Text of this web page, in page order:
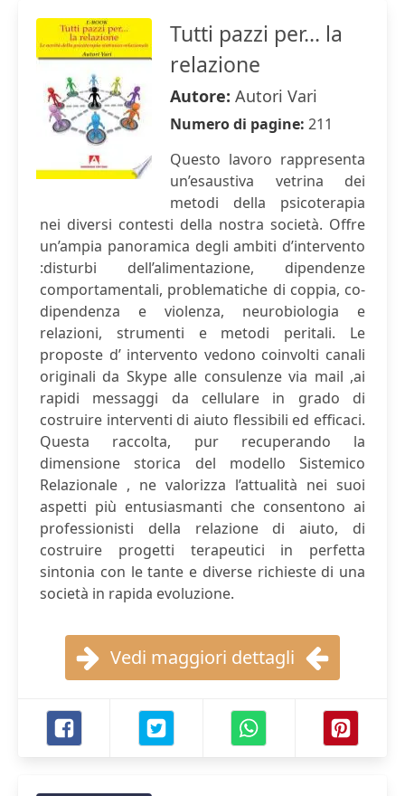
Tutti pazzi per... la
relazione
Autore: Autori Vari
Numero di pagine: 211
Questo lavoro rappresenta
un’esaustiva vetrina dei
metodi della psicoterapia
nei diversi contesti della nostra società. Offre
un’ampia panoramica degli ambiti d’intervento
:disturbi dell’alimentazione, dipendenze
comportamentali, problematiche di coppia, co-
dipendenza e violenza, neurobiologia e
relazioni, strumenti e metodi peritali. Le
proposte d’ intervento vedono coinvolti canali
originali da Skype alle consulenze via mail ,ai
rapidi messaggi da cellulare in grado di
costruire interventi di aiuto flessibili ed efficaci.
Questa raccolta, pur recuperando la
dimensione storica del modello Sistemico
Relazionale , ne valorizza l’attualità nei suoi
aspetti più entusiasmanti che consentono ai
professionisti della relazione di aiuto, di
costruire progetti terapeutici in perfetta
sintonia con le tante e diverse richieste di una
società in rapida evoluzione.
Vedi maggiori dettagli